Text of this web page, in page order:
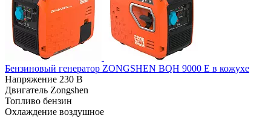
Бензиновый генератор ZONGSHEN BQH 9000 E в кожухе
Напряжение 230 В
Двигатель Zongshen
Топливо бензин
Охлаждение воздушное